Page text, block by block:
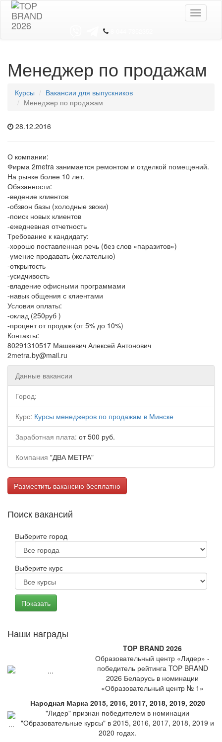
Toggle
Менеджер по продажам
Курсы
Вакансии для выпускников
Менеджер по продажам
28.12.2016
О компании:
Фирма 2metra занимается ремонтом и отделкой помещений.
На рынке более 10 лет.
Обязанности:
-ведение клиентов
-обзвон базы (холодные звоки)
-поиск новых клиентов
-ежедневная отчетность
Требование к кандидату:
-хорошо поставленная речь (без слов «паразитов»)
-умение продавать (желательно)
-открытость
-усидчивость
-владение офисными программами
-навык общения с клиентами
Условия оплаты:
-оклад (250руб )
-процент от продаж (от 5% до 10%)
Контакты:
80291310517 Машкевич Алексей Антонович
2metra.by@mail.ru
Данные вакансии
Город:
Курс: Курсы менеджеров по продажам в Минске
Заработная плата: от 500 руб.
Компания "ДВА МЕТРА"
Разместить вакансию бесплатно
Поиск вакансий
Выберите город
Выберите курс
Наши награды
TOP BRAND 2026
Образовательный центр «Лидер» -
победитель рейтинга TOP BRAND
2026 Беларусь в номинации
«Образовательный центр № 1»
Народная Марка 2015, 2016, 2017, 2018, 2019, 2020
"Лидер" признан победителем в номинации
"Образовательные курсы" в 2015, 2016, 2017, 2018, 2019 и
2020 годах.